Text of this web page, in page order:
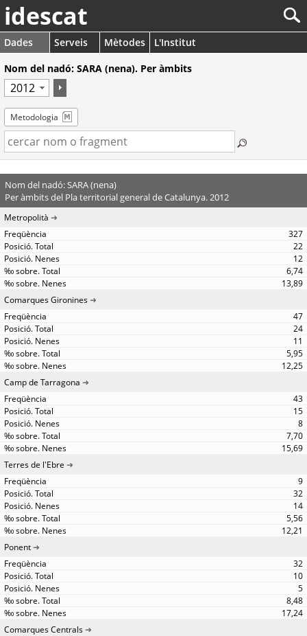
idescat
Dades Serveis Mètodes
L'Institut
Nom del nadó: SARA (nena). Per àmbits
Metodologia
Nom del nadó: SARA (nena)
Per àmbits del Pla territorial general de Catalunya. 2012
Metropolità
327
22
12
6,74
13,89
Comarques Gironines
47
24
11
5,95
12,25
Camp de Tarragona
43
15
8
7,70
15,69
Terres de l'Ebre
9
32
14
5,56
12,21
Ponent
32
10
5
8,48
17,24
Comarques Centrals